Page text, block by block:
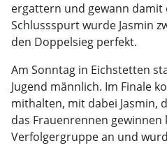
ergattern und gewann damit
Schlussspurt wurde Jasmin
den Doppelsieg perfekt.
Am Sonntag in Eichstetten
Jugend männlich. Im Finale
mithalten, mit dabei Jasmin,
das Frauenrennen
Verfolgergruppe an und